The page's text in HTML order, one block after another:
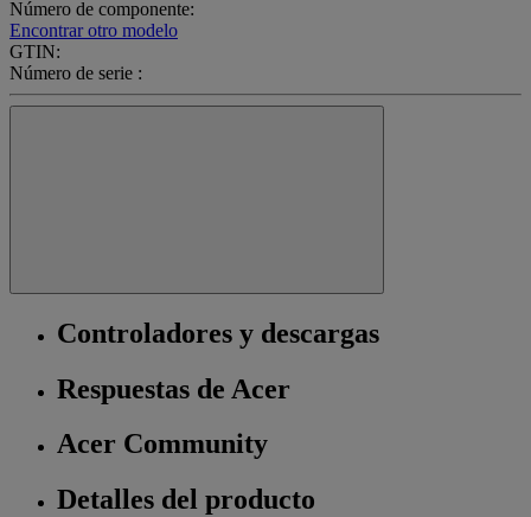
Número de componente:
Encontrar otro modelo
GTIN:
Número de serie :
Controladores y descargas
Respuestas de Acer
Acer Community
Detalles del producto